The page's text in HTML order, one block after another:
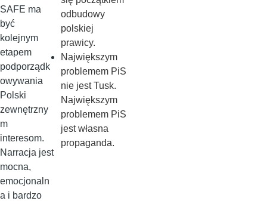
SAFE ma
być
kolejnym
etapem
podporządk
owywania
Polski
zewnętrzny
m
interesom.
Narracja jest
mocna,
emocjonaln
a i bardzo
odbudowy
polskiej
prawicy.
Największym
problemem PiS
nie jest Tusk.
Największym
problemem PiS
jest własna
propaganda.